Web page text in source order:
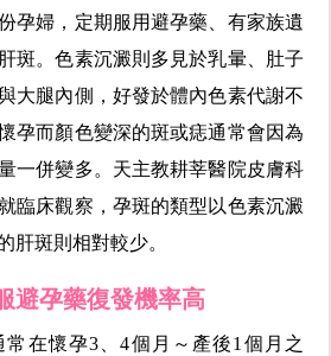
孕婦，定期服用避孕藥、有家族遺
斑。色素沉澱則多見於乳暈、肚子
大腿內側，好發於體內色素代謝不
孕而顏色變深的斑或痣通常會因為
一併變多。天主教耕莘醫院皮膚科
臨床觀察，孕斑的類型以色素沉澱
肝斑則相對較少。
避孕藥復發機率高
在懷孕3、4個月～產後1個月之